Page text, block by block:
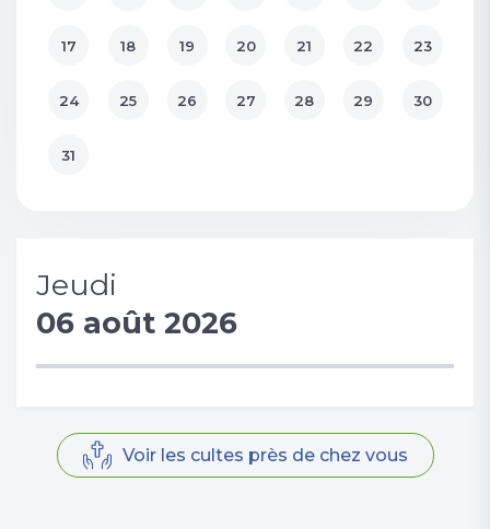
17 18 19 20 21 22 23
24 25 26 27 28 29 30
31
Jeudi
06 août 2026
Voir les cultes près de chez vous